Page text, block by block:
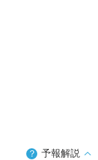
？ 予報解説